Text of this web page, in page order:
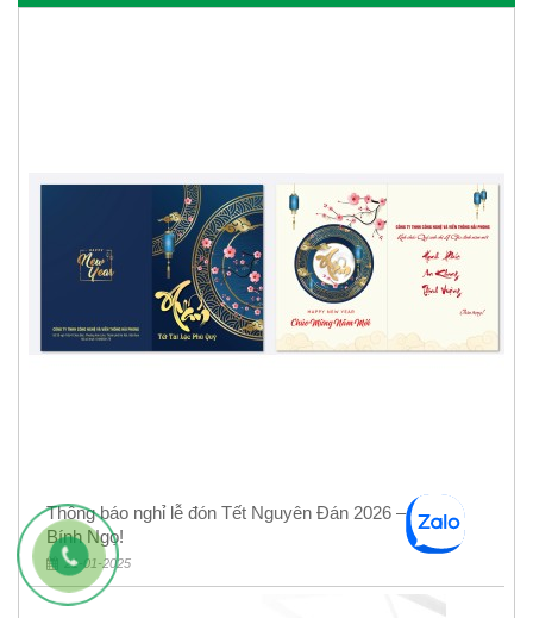
Thông báo nghỉ lễ đón Tết Nguyên Đán 2026 – Xuân
Bính Ngọ!
21-01-2025